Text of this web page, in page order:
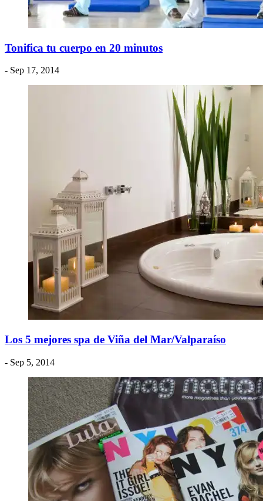
Tonifica tu cuerpo en 20 minutos
- Sep 17, 2014
Los 5 mejores spa de Viña del Mar/Valparaíso
- Sep 5, 2014